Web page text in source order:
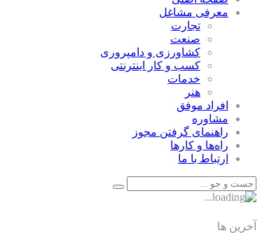
معرفی مشاغل
تجارت
صنعت
كشاورزی و دامپروری
كسب و كار اينترنتی
خدمات
هنر
افراد موفق
مشاوره
راهنمای گرفتن مجوز
راه‌ها و كارها
ارتباط با ما
آخرین ها